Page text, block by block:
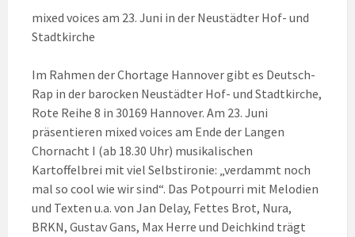
mixed voices am 23. Juni in der Neustädter Hof- und
Stadtkirche
Im Rahmen der Chortage Hannover gibt es Deutsch-
Rap in der barocken Neustädter Hof- und Stadtkirche,
Rote Reihe 8 in 30169 Hannover. Am 23. Juni
präsentieren mixed voices am Ende der Langen
Chornacht I (ab 18.30 Uhr) musikalischen
Kartoffelbrei mit viel Selbstironie: „verdammt noch
mal so cool wie wir sind“. Das Potpourri mit Melodien
und Texten u.a. von Jan Delay, Fettes Brot, Nura,
BRKN, Gustav Gans, Max Herre und Deichkind trägt